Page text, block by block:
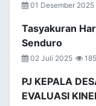
01 Desember 2025
Tasyakuran
Senduro
02 Juli 2025
PJ KEPALA
EVALUASI